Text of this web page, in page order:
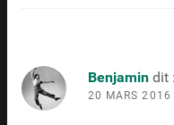
Benjamin dit :
20 MARS